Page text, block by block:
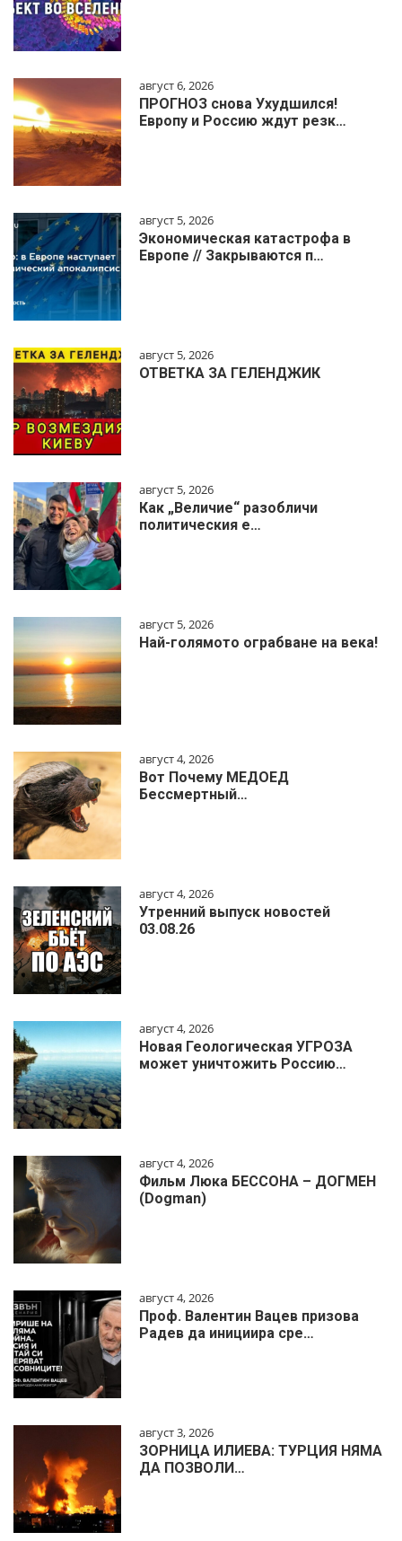
август 6, 2026
ПРОГНОЗ снова Ухудшился!
Европу и Россию ждут резк…
август 5, 2026
Экономическая катастрофа в
Европе // Закрываются п…
август 5, 2026
ОТВЕТКА ЗА ГЕЛЕНДЖИК
август 5, 2026
Как „Величие“ разобличи
политическия е…
август 5, 2026
Най-голямото ограбване на века!
август 4, 2026
Вот Почему МЕДОЕД
Бессмертный…
август 4, 2026
Утренний выпуск новостей
03.08.26
август 4, 2026
Новая Геологическая УГРОЗА
может уничтожить Россию…
август 4, 2026
Фильм Люка БЕССОНА – ДОГМЕН
(Dogman)
август 4, 2026
Проф. Валентин Вацев призова
Радев да инициира сре…
август 3, 2026
ЗОРНИЦА ИЛИЕВА: ТУРЦИЯ НЯМА
ДА ПОЗВОЛИ…